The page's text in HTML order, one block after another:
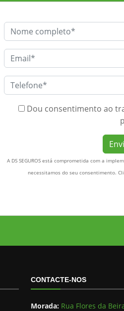
Dou consentimento ao
A DS SEGUROS está comprometida com a
necessitamos do seu consentimento.
CONTACTE-NOS
Morada: Rua Flores da